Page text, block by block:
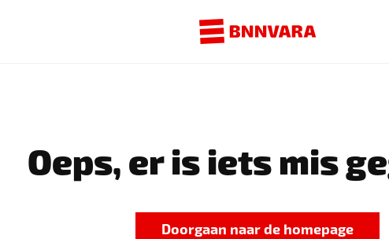
Oeps, er is iets mis
Doorgaan naar de homepage